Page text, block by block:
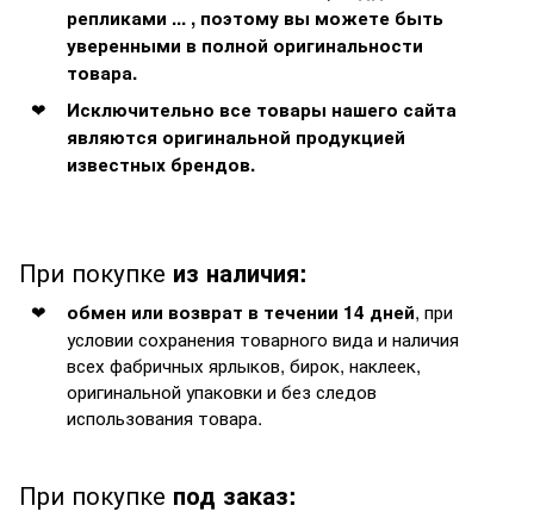
репликами ... , поэтому вы можете быть
уверенными в полной оригинальности
товара.
Исключительно все товары нашего сайта
являются оригинальной продукцией
известных брендов.
При покупке из наличия:
обмен или возврат в течении 14 дней, при
условии сохранения товарного вида и наличия
всех фабричных ярлыков, бирок, наклеек,
оригинальной упаковки и без следов
использования товара.
При покупке под заказ: